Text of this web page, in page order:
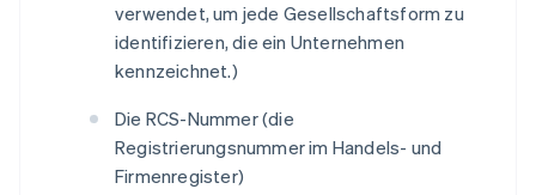
verwendet, um jede Gesellschaftsform zu
identifizieren, die ein Unternehmen
kennzeichnet.)
Die RCS-Nummer (die
Registrierungsnummer im Handels- und
Firmenregister)